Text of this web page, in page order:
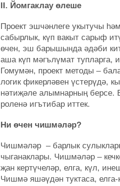
II. Йомгаклау өлеше
Проект эшчәнлеге укытучы
сабырлык, күп вакыт сарыф
өчен, эш барышында әдәби
аша күп мәгълүмат тупларга,
Гомумән, проект методы –
логик фикерләвен үстерүдә,
нәтиҗәле алымнарның берсе.
роленә игътибар иттек.
Ни өчен чишмәләр?
Чишмәләр – барлык
чыганаклары. Чишмәләр –
җан кертүчеләр, елга, күл,
Чишмә яшәүдән туктаса,